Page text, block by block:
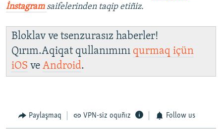
İnstagram saifelerinden taqip etiñiz.
Bloklav ve tsenzurasız haberler!
Qırım.Aqiqat qullanımını qurmaq içün
iOS ve Android.
Paylaşmaq VPN-siz oquñız Follow us